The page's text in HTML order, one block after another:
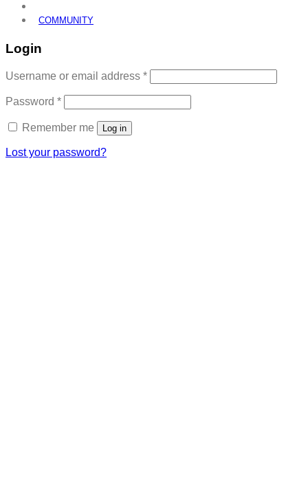
COMMUNITY
Login
Username or email address *Required
Password *Required
Remember me Log in
Lost your password?